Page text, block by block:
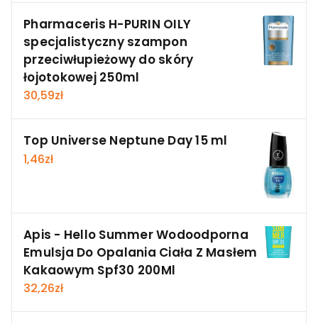
Pharmaceris H-PURIN OILY
specjalistyczny szampon
przeciwłupieżowy do skóry
łojotokowej 250ml
30,59zł
Top Universe Neptune Day 15 ml
1,46zł
Apis - Hello Summer Wodoodporna
Emulsja Do Opalania Ciała Z Masłem
Kakaowym Spf30 200Ml
32,26zł